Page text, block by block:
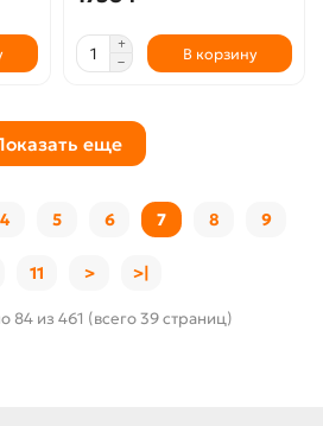
В корзину
еще
4 5 6 7 8 9
11 > >|
84 из 461 (всего 39 страниц)